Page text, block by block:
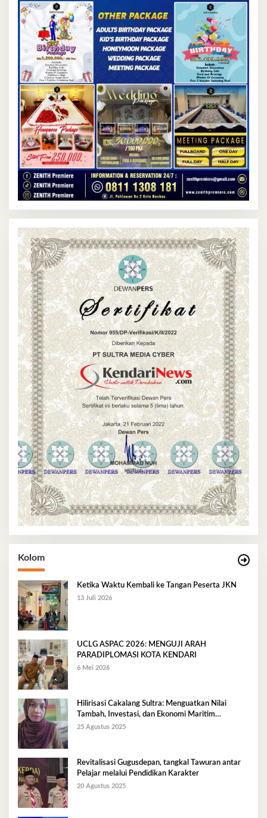
Kolom
Ketika Waktu Kembali ke Tangan Peserta JKN
13 Juli 2026
UCLG ASPAC 2026: MENGUJI ARAH
PARADIPLOMASI KOTA KENDARI
6 Mei 2026
Hilirisasi Cakalang Sultra: Menguatkan Nilai
Tambah, Investasi, dan Ekonomi Maritim
Berkelanjutan
25 Agustus 2025
Revitalisasi Gugusdepan, tangkal Tawuran antar
Pelajar melalui Pendidikan Karakter
20 Agustus 2025